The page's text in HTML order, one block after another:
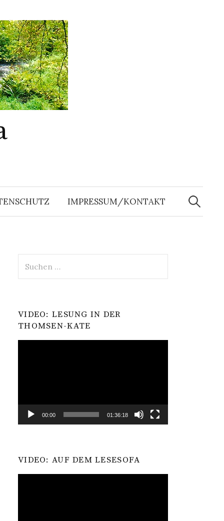
IMPRESSUM/KONTAKT
Suchen
nach:
nach:
VIDEO: LESUNG IN DER
THOMSEN-KATE
00:00 01:36:18
VIDEO: AUF DEM LESESOFA